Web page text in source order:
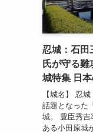
忍城：石田
氏が守る
城特集 日本
【城名】 忍
話題となった
城。 豊臣秀吉
ある小田原城